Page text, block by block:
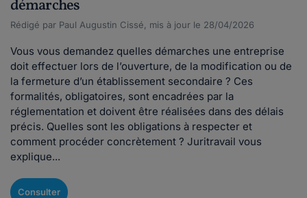
démarches
Rédigé par Paul Augustin Cissé, mis à jour le 28/04/2026
Vous vous demandez quelles démarches une entreprise
doit effectuer lors de l’ouverture, de la modification ou de
la fermeture d’un établissement secondaire ? Ces
formalités, obligatoires, sont encadrées par la
réglementation et doivent être réalisées dans des délais
précis. Quelles sont les obligations à respecter et
comment procéder concrètement ? Juritravail vous
explique...
Consulter